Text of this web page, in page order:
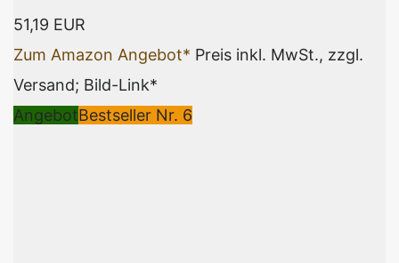
51,19 EUR
Zum Amazon Angebot* Preis inkl. MwSt., zzgl.
Versand; Bild-Link*
AngebotBestseller Nr. 6